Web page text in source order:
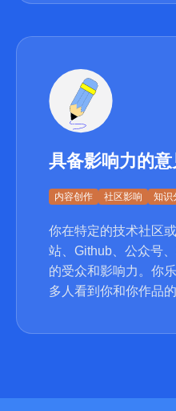
具备影响力的
内容创作 社区影响 知识
你在特定的技术社区
站、Github、公众号
的受众和影响力。你
多人看到你和你作品的